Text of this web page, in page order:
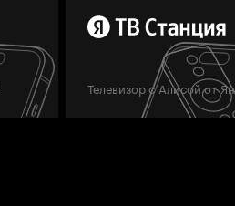
Телевизор с Алисой от